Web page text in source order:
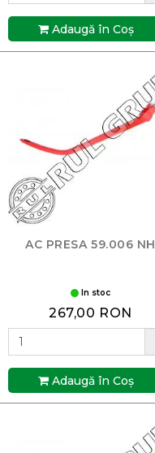
Adaugă în Coş
AC PRESA 59.006 NH
In stoc
267,00 RON
Adaugă în Coş